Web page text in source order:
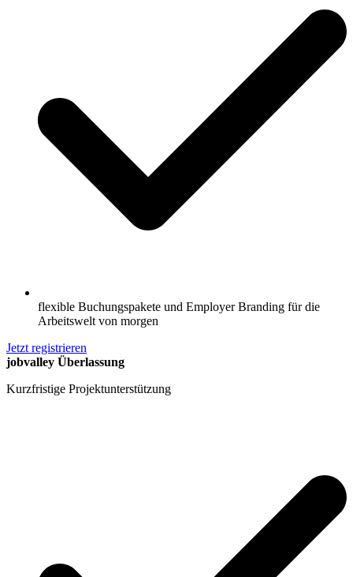
flexible Buchungspakete und Employer Branding für die
Arbeitswelt von morgen
Jetzt registrieren
jobvalley Überlassung
Kurzfristige Projektunterstützung